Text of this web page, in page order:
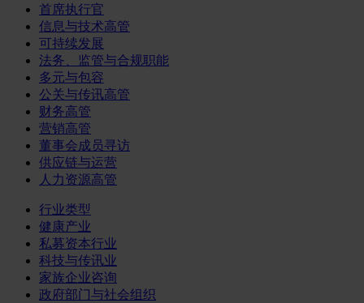
首席执行官
信息与技术高管
可持续发展
法务、监管与合规职能
多元与包容
公关与传讯高管
财务高管
营销高管
董事会成员寻访
供应链与运营
人力资源高管
行业类型
健康产业
私募资本行业
科技与传讯业
家族企业咨询
政府部门与社会组织